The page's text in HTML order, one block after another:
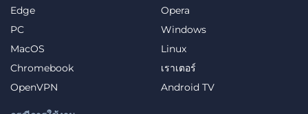
Edge
Opera
PC
Windows
MacOS
Linux
Chromebook
เราเตอร์
OpenVPN
Android TV